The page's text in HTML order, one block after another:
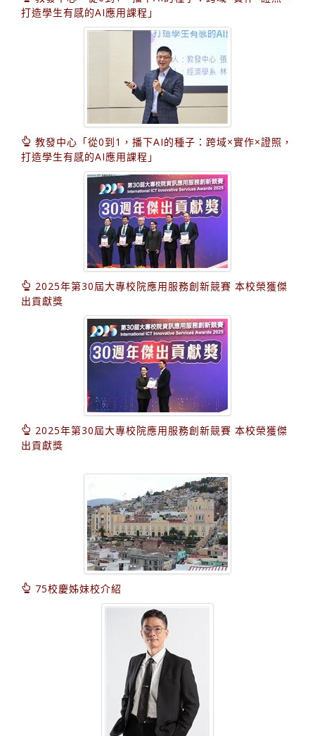
打造學生有感的AI應用課程」
教發中心「從0到1，播下AI的種子：跨域×實作×證照，
打造學生有感的AI應用課程」
2025年第30屆大專校院應用服務創新競賽 本校榮獲傑
出貢獻獎
2025年第30屆大專校院應用服務創新競賽 本校榮獲傑
出貢獻獎
75校慶姊妹校介紹